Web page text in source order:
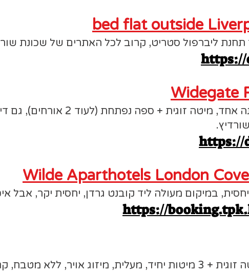
bed flat outside
Widegate
דירה עם חדר שינה אחד, מיטה
https://
Wilde Aparthotels London
במיקום מעולה ליד קובנט גרדן, יחסית יקר, אבל
https://
דירה פרטית, מיטה זוגית + 3 מיטות יחיד, מעלית, מיזוג